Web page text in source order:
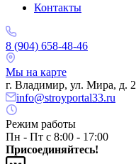
Контакты
8 (904) 658-48-46
Мы на карте
г. Владимир, ул. Мира, д. 2
info@stroyportal33.ru
Режим работы
Пн - Пт с 8:00 - 17:00
Присоединяйтесь!